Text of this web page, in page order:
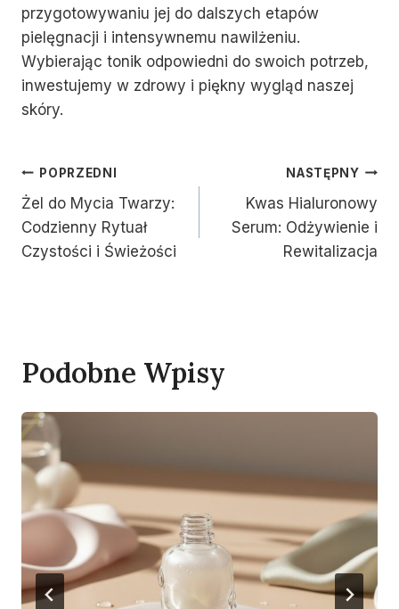
przygotowywaniu jej do dalszych etapów
pielęgnacji i intensywnemu nawilżeniu.
Wybierając tonik odpowiedni do swoich potrzeb,
inwestujemy w zdrowy i piękny wygląd naszej
skóry.
Nawigacja
Wpisu
POPRZEDNI
Żel do Mycia Twarzy:
Codzienny Rytuał
Czystości i Świeżości
NASTĘPNY
Kwas Hialuronowy
Serum: Odżywienie i
Rewitalizacja
Podobne Wpisy